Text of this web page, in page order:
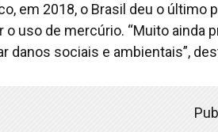
em 2018, o Brasil deu o último
o uso de mercúrio. “Muito ainda
danos sociais e ambientais”,